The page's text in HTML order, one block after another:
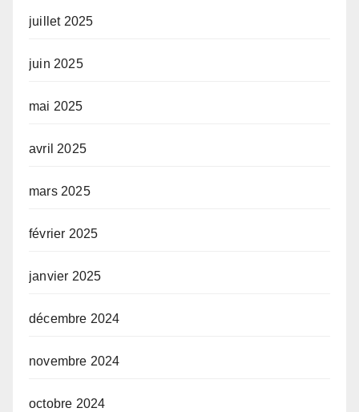
juillet 2025
juin 2025
mai 2025
avril 2025
mars 2025
février 2025
janvier 2025
décembre 2024
novembre 2024
octobre 2024